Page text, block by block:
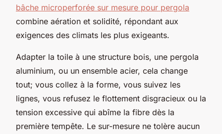
bâche microperforée sur mesure pour pergola
combine aération et solidité, répondant aux
exigences des climats les plus exigeants.
Adapter la toile à une structure bois, une pergola
aluminium, ou un ensemble acier, cela change
tout; vous collez à la forme, vous suivez les
lignes, vous refusez le flottement disgracieux ou la
tension excessive qui abîme la fibre dès la
première tempête. Le sur-mesure ne tolère aucun